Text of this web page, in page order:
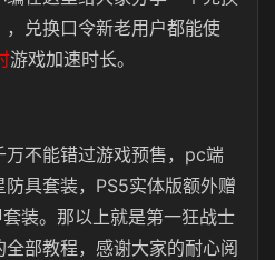
，兑换口令新老用户都能使
游戏加速时长。
万不能错过游戏预售，pc端
具套装，PS5实体版额外赠
装。那以上就是第一狂战士
部教程，感谢大家的耐心阅